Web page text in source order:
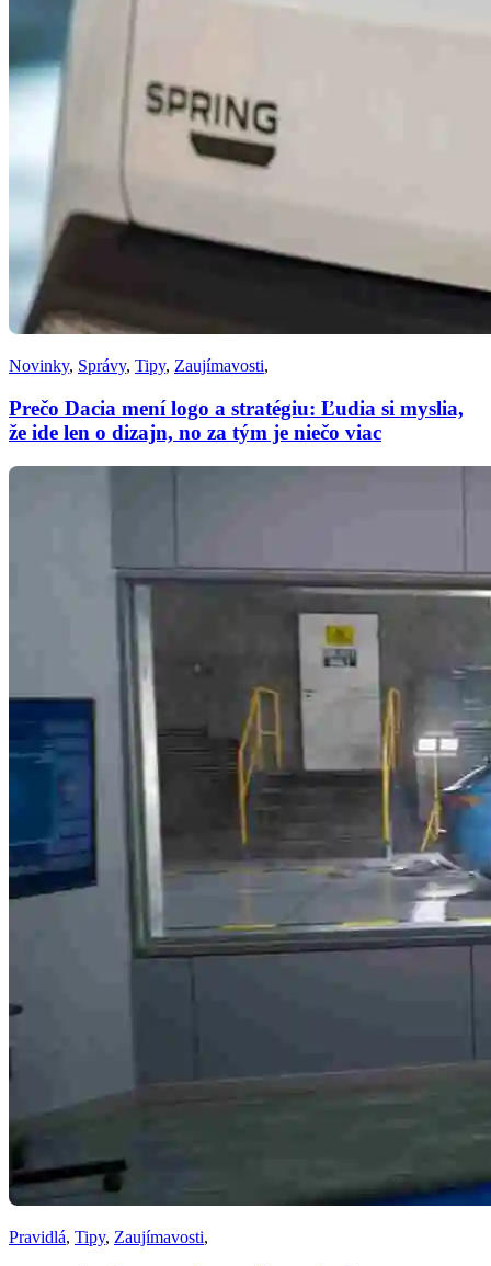
Novinky, Správy, Tipy, Zaujímavosti,
Prečo Dacia mení logo a stratégiu: Ľudia si myslia,
že ide len o dizajn, no za tým je niečo viac
Pravidlá, Tipy, Zaujímavosti,